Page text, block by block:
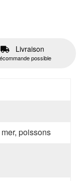
Livraison
possible
poissons